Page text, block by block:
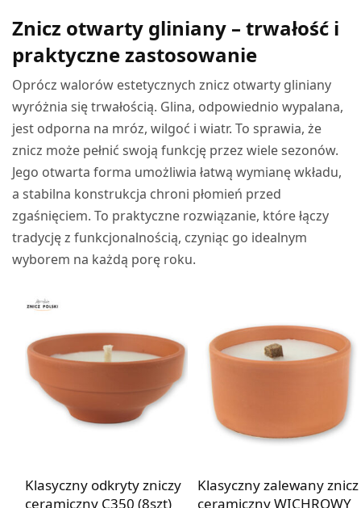
Znicz otwarty gliniany – trwałość i
praktyczne zastosowanie
Oprócz walorów estetycznych znicz otwarty gliniany
wyróżnia się trwałością. Glina, odpowiednio wypalana,
jest odporna na mróz, wilgoć i wiatr. To sprawia, że
znicz może pełnić swoją funkcję przez wiele sezonów.
Jego otwarta forma umożliwia łatwą wymianę wkładu,
a stabilna konstrukcja chroni płomień przed
zgaśnięciem. To praktyczne rozwiązanie, które łączy
tradycję z funkcjonalnością, czyniąc go idealnym
wyborem na każdą porę roku.
Klasyczny odkryty zniczy
ceramiczny C350 (8szt)
Klasyczny zalewany znicz
ceramiczny WICHROWY